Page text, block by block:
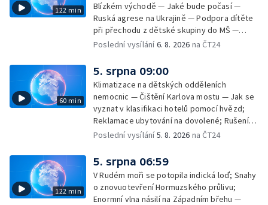
122 min
Blízkém východě — Jaké bude počasí —
Ruská agrese na Ukrajině — Podpora dítěte
při přechodu z dětské skupiny do MŠ —
Filmové premiéry týdne — Dvě deci tuše v
rakovinu prsu
Poslední vysílání6. 8. 2026 na ČT24
60 min
5. srpna 09:00
Klimatizace na dětských odděleních
nemocnic — Čištění Karlova mostu — Jak se
vyznat v klasifikaci hotelů pomocí hvězd;
Reklamace ubytování na dovolené; Rušení
dovolené kvůli přírodním živlům; Práva
na dovolené v zahraničí; Platby a výběry na
dovolené v zahraničí — Těžba léčivé rašeliny
u Malé Morávky
Poslední vysílání5. 8. 2026 na ČT24
122 min
5. srpna 06:59
V Rudém moři se potopila indická loď; Snahy
o znovuotevření Hormuzského průlivu;
Enormní vlna násilí na Západním břehu —